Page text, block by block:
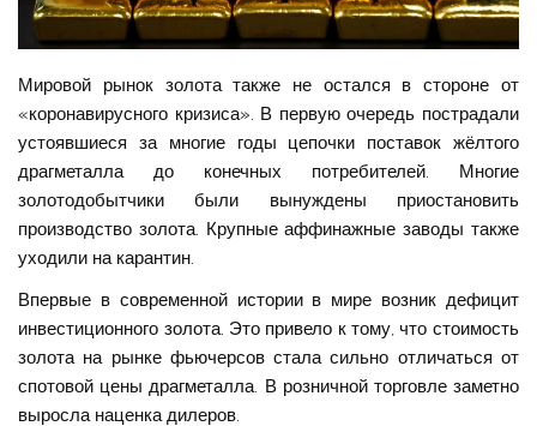
Мировой рынок золота также не остался в стороне от
«коронавирусного кризиса». В первую очередь пострадали
устоявшиеся за многие годы цепочки поставок жёлтого
драгметалла до конечных потребителей. Многие
золотодобытчики были вынуждены приостановить
производство золота. Крупные аффинажные заводы также
уходили на карантин.
Впервые в современной истории в мире возник дефицит
инвестиционного золота. Это привело к тому, что стоимость
золота на рынке фьючерсов стала сильно отличаться от
спотовой цены драгметалла. В розничной торговле заметно
выросла наценка дилеров.